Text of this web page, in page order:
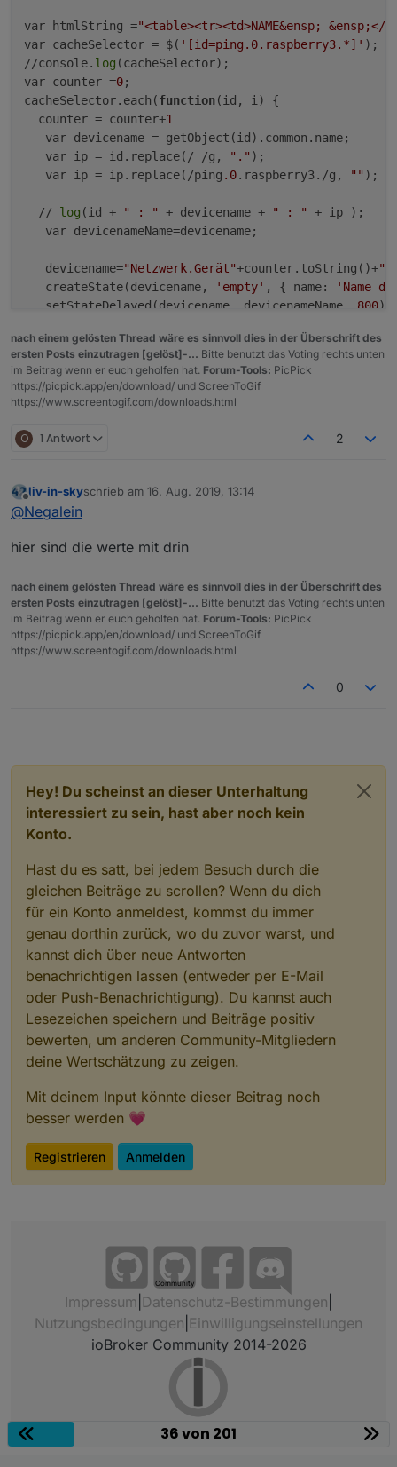
var htmlString ="<table><tr><td>NAME&ensp;
var cacheSelector = $( '[id=ping.0.raspberry3.*]' );
//console. log (cacheSelector);
var counter =0;
cacheSelector.each(function(id, i)
{
  counter = counter+
1
   var devicename = getObject(id).common.name;
   var ip = id.replace(/_/g,
"." );
   var ip = ip.replace(/ping
.0.raspberry3./g, "" );
  //
log (id + " : " + devicename + " : "
+ ip );
   var devicenameName=devicename;
   devicename=
"Netzwerk.Gerät"+counter.toString()+
   createState(devicename,
'empty' , { name:
'Name
   setStateDelayed(devicename, devicenameName,
800);
   setStateDelayed(devicename, ip,
800);
   createState(devicename,
'empty' , { name: 'IP des
   var wert1 = getState(id).val;
if (wert1) wert1 = "✅";
  htmlString=htmlString.
"<tr><td>" +
  //
log(counter);
  createState(
'Netzwerk.Anzahl'
  setStateDelayed(
'Netzwerk.StringHTML' , htmlString.
nach einem gelösten Thread wäre es sinnvoll dies in der Überschrift des
ersten Posts einzutragen [gelöst]-... Bitte benutzt das Voting rechts unten
im Beitrag wenn er euch geholfen hat. Forum-Tools: PicPick
https://picpick.app/en/download/ und ScreenToGif
https://www.screentogif.com/downloads.html
O 1 Antwort 2
Offline
liv-in-skyschrieb am 16. Aug. 2019, 13:14
zuletzt editiert von
@Negalein
hier sind die werte mit drin
nach einem gelösten Thread wäre es sinnvoll dies in der Überschrift des
ersten Posts einzutragen [gelöst]-... Bitte benutzt das Voting rechts unten
im Beitrag wenn er euch geholfen hat. Forum-Tools: PicPick
https://picpick.app/en/download/ und ScreenToGif
https://www.screentogif.com/downloads.html
0
Hey! Du scheinst an dieser Unterhaltung
interessiert zu sein, hast aber noch kein
Konto.
Hast du es satt, bei jedem Besuch durch die
gleichen Beiträge zu scrollen? Wenn du dich
für ein Konto anmeldest, kommst du immer
genau dorthin zurück, wo du zuvor warst, und
kannst dich über neue Antworten
benachrichtigen lassen (entweder per E-Mail
oder Push-Benachrichtigung). Du kannst auch
Lesezeichen speichern und Beiträge positiv
bewerten, um anderen Community-Mitgliedern
deine Wertschätzung zu zeigen.
Mit deinem Input könnte dieser Beitrag noch
besser werden 💗
Registrieren Anmelden
Community
Impressum Datenschutz-Bestimmungen
Nutzungsbedingungen Einwilligungseinstellungen
ioBroker Community 2014-2026
36 von 201